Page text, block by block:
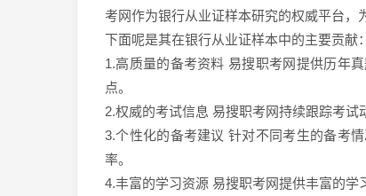
考网作为银行从业证样本研究的权威平台，
下面呢是其在银行从业证样本中的主要贡献：
1.高质量的备考资料 易搜职考网提供历年
点。
2.权威的考试信息 易搜职考网持续跟踪考试
3.个性化的备考建议 针对不同考生的备考
率。
4.丰富的学习资源 易搜职考网提供丰富的学